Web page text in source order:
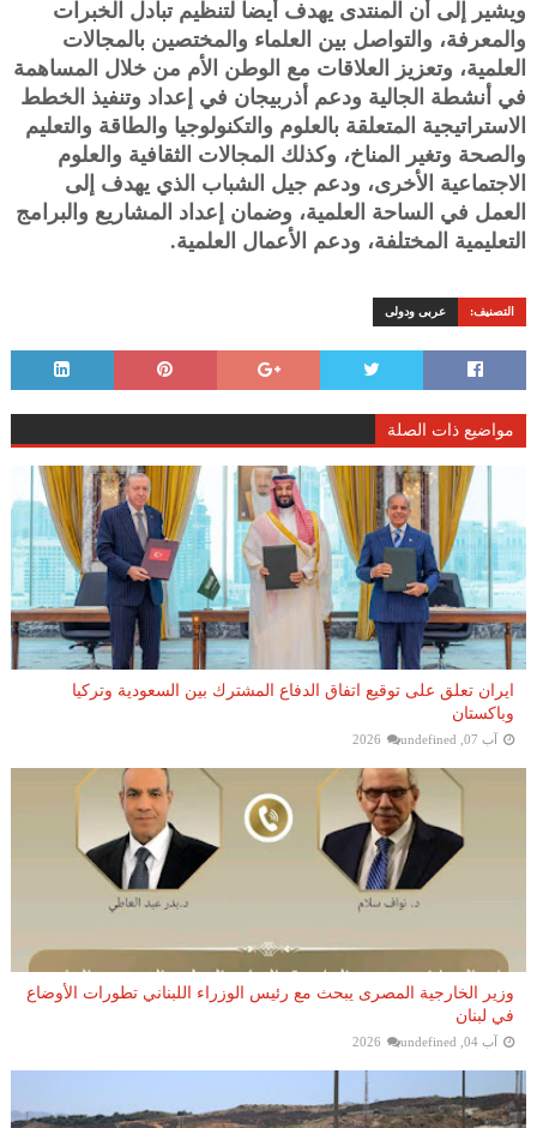
ويشير إلى أن المنتدى يهدف أيضا لتنظيم تبادل الخبرات
والمعرفة، والتواصل بين العلماء والمختصين بالمجالات
العلمية، وتعزيز العلاقات مع الوطن الأم من خلال المساهمة
في أنشطة الجالية ودعم أذربيجان في إعداد وتنفيذ الخطط
الاستراتيجية المتعلقة بالعلوم والتكنولوجيا والطاقة والتعليم
والصحة وتغير المناخ، وكذلك المجالات الثقافية والعلوم
الاجتماعية الأخرى، ودعم جيل الشباب الذي يهدف إلى
العمل في الساحة العلمية، وضمان إعداد المشاريع والبرامج
التعليمية المختلفة، ودعم الأعمال العلمية.
التصنيف: عربى ودولى
مواضيع ذات الصلة
ايران تعلق على توقيع اتفاق الدفاع المشترك بين السعودية وتركيا
وباكستان
آب 07, 2026 undefined
وزير الخارجية المصرى يبحث مع رئيس الوزراء اللبناني تطورات الأوضاع
في لبنان
آب 04, 2026 undefined